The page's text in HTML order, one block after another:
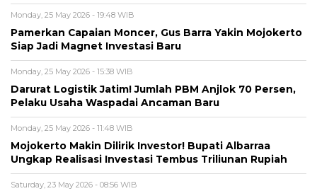
Monday, 25 May 2026 - 19:48 WIB
Pamerkan Capaian Moncer, Gus Barra Yakin Mojokerto
Siap Jadi Magnet Investasi Baru
Monday, 25 May 2026 - 15:38 WIB
Darurat Logistik Jatim! Jumlah PBM Anjlok 70 Persen,
Pelaku Usaha Waspadai Ancaman Baru
Monday, 25 May 2026 - 11:48 WIB
Mojokerto Makin Dilirik Investor! Bupati Albarraa
Ungkap Realisasi Investasi Tembus Triliunan Rupiah
Saturday, 23 May 2026 - 08:56 WIB